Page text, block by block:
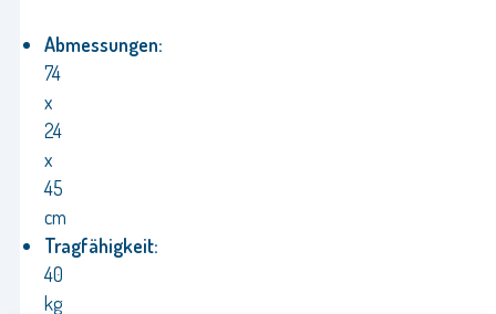
Abmessungen:
74
x
24
x
45
cm
Tragfähigkeit:
40
kg